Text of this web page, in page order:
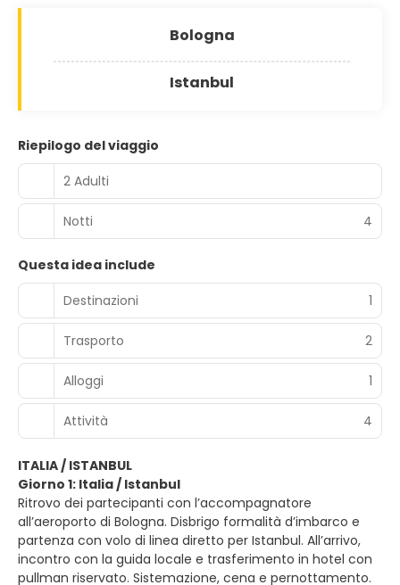
Bologna
Istanbul
Riepilogo del viaggio
2 Adulti
Notti 4
Questa idea include
Destinazioni
1
Trasporto 2
Alloggi 1
Attività 4
ITALIA / ISTANBUL
Giorno 1: Italia / Istanbul
Ritrovo dei partecipanti con l’accompagnatore
all’aeroporto di Bologna. Disbrigo formalità d’imbarco e
partenza con volo di linea diretto per Istanbul. All’arrivo,
incontro con la guida locale e trasferimento in hotel con
pullman riservato. Sistemazione, cena e pernottamento.